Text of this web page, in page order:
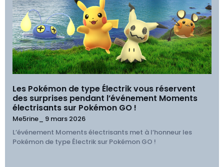
Les Pokémon de type Électrik vous réservent
des surprises pendant l’événement Moments
électrisants sur Pokémon GO !
Me5rine_ 9 mars 2026
L’événement Moments électrisants met à l’honneur les
Pokémon de type Électrik sur Pokémon GO !